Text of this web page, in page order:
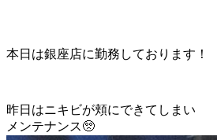
本日は銀座店に勤務しております！
昨日はニキビが頬にできてしまい
メンテナンス🥺